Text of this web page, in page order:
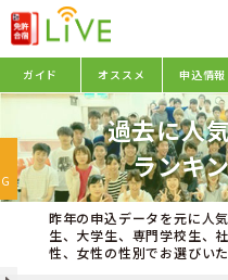
ガイド オススメ 申込情報
過去に人
ランキ
昨年の申込データを元に人
生、大学生、専門学校生、
性、女性の性別でお選びいた